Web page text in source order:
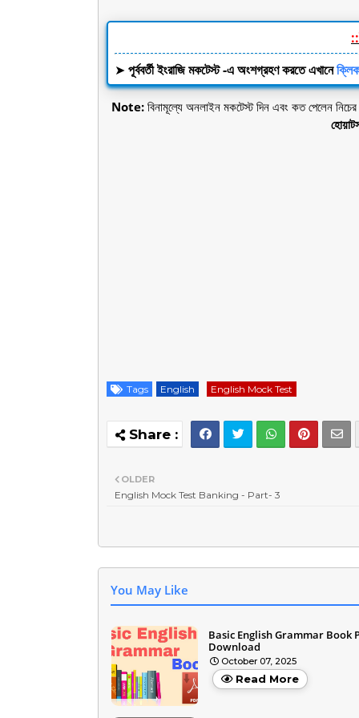
::
➤পূর্ববর্তী ইংরাজি মকটেস্ট -এ অংশগ্রহণ করতে এখানে
Note: বিনামূল্যে অনলাইন মকটেস্ট দিন এবং কত পেলেন
Tags English English Mock Test
OLDER
English Mock Test Banking - Part- 3
You May Like
Basic English Grammar Book
Download
October 07, 2025
Read More